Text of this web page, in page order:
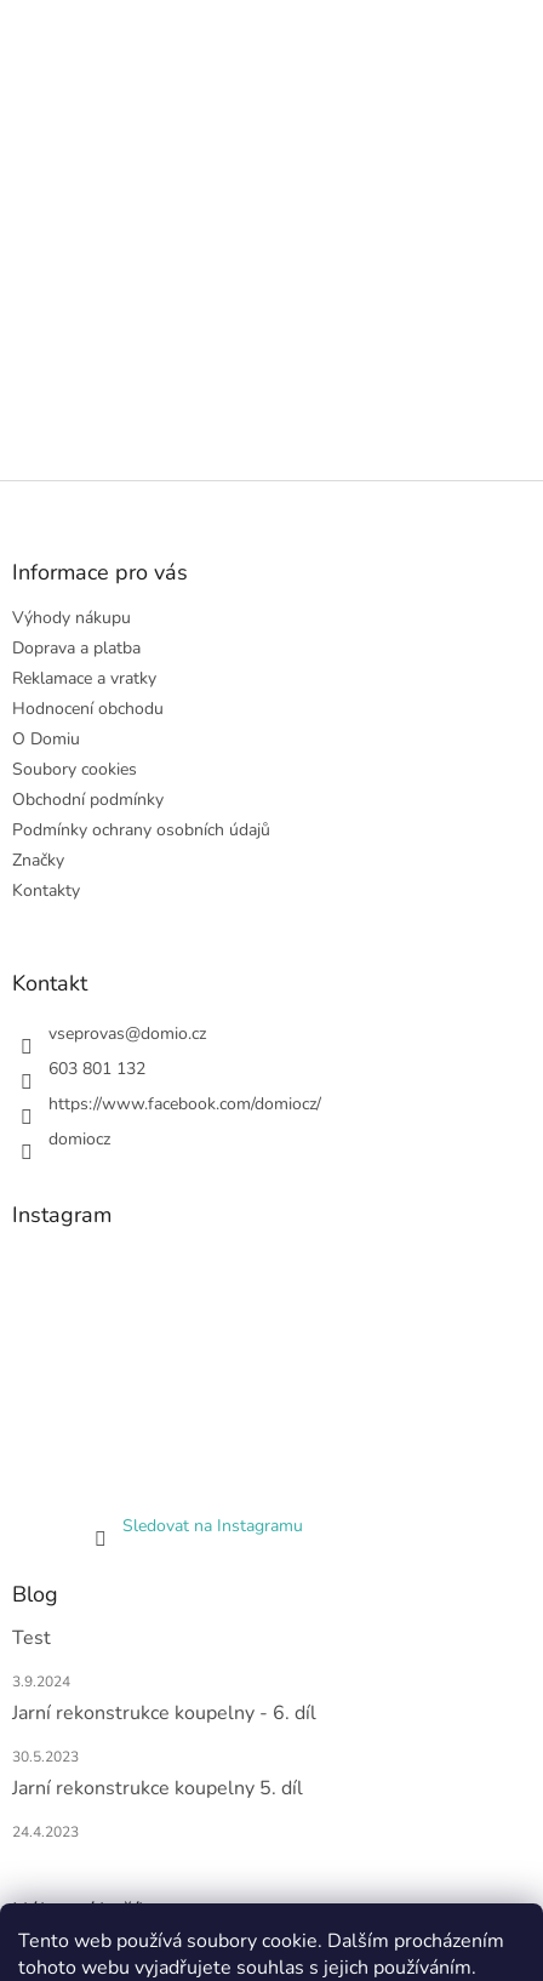
Tento web používá soubory cookie. Dalším procházením
tohoto webu vyjadřujete souhlas s jejich používáním.
Z
Informace pro vás
Výhody nákupu
Doprava a platba
Reklamace a vratky
Hodnocení obchodu
O Domiu
Soubory cookies
Obchodní podmínky
Podmínky ochrany osobních údajů
Značky
Kontakty
Kontakt
vseprovas@domio.cz
603 801 132
https://www.facebook.com/domiocz/
domiocz
Instagram
Sledovat na Instagramu
Blog
Test
3.9.2024
Jarní rekonstrukce koupelny - 6. díl
30.5.2023
Jarní rekonstrukce koupelny 5. díl
24.4.2023
Nákupní košík
0KS /0 KČ